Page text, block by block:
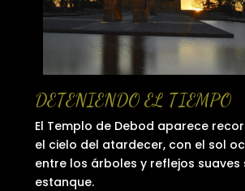
DETENIENDO EL TIEMPO
El Templo de Debod aparece
el cielo del atardecer, con el sol
entre los árboles y reflejos suaves
estanque.